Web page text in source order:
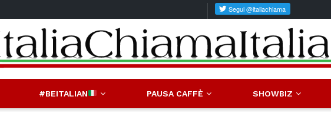
#BEITALIAN PAUSA CAFFÈ SHOWBIZ